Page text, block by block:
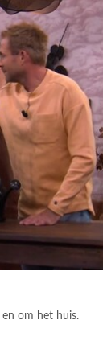
en om het huis.